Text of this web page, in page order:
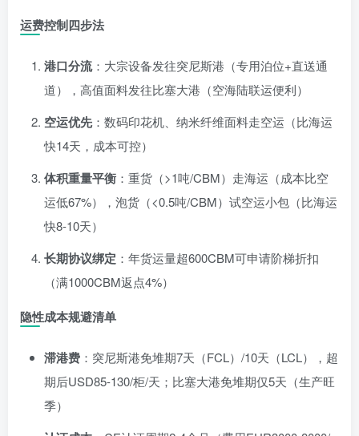
运费控制四步法
港口分流：大宗设备发往突尼斯港（专用泊位+直送通
道），高值面料发往比塞大港（空海陆联运便利）
空运优先：数码印花机、纳米纤维面料走空运（比海运
快14天，成本可控）
体积重量平衡 ：重货（>1吨/CBM）走海运（成本比空
运低67%），泡货（<0.5吨/CBM）试空运小包（比海运
快8-10天）
长期协议绑定 ：年货运量超600CBM可申请阶梯折扣
（满1000CBM返点4%）
隐性成本规避清单
滞港费 ：突尼斯港免堆期7天（FCL）/10天（LCL），超
期后USD85-130/柜/天；比塞大港免堆期仅5天（生产旺
季）